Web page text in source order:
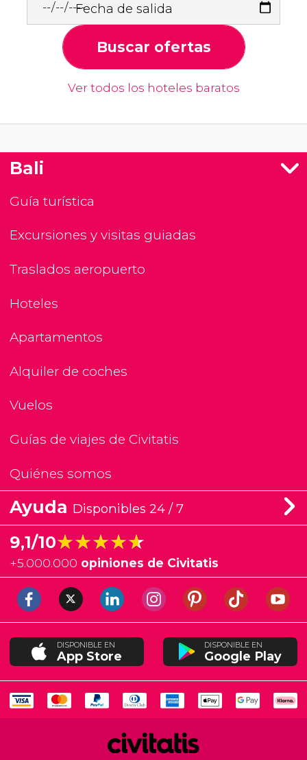
Fecha de salida
Buscar ofertas
Ver todos los hoteles baratos
Bali
Guía turística
Excursiones y visitas guiadas
Traslados aeropuerto
Hoteles
Apartamentos
Alquiler de coches
Vuelos
Guías de viajes de Civitatis
Quiénes somos
Ayuda Disponibles 24 / 7
9,1/10★★★★★
★★★★★
+5.000.000 opiniones de Civitatis
DISPONIBLE EN
App Store
DISPONIBLE EN
Google Play